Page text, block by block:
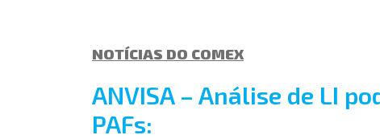
NOTÍCIAS DO COMEX
ANVISA – Análise de LI
PAFs: